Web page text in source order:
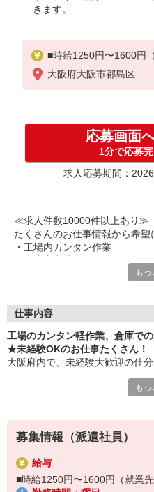
きます。
■時給1250円〜1600円
通費
大阪府大阪市都島区
応募画面
1分で応募
求人応募期間：
≪求人件数10000件以上あり≫
たくさんのお仕事情報から希望
・工場内カンタン作業
≪性別問わずご活躍中！≫
車通勤・バイク通勤OKも多数
自宅から通いやすいお仕事お
勤務実績に応じて給与の一部を
※原則月払いでの給与支払です
＜あんしん資格取得制度＞
就業中の方にはフォークリフト
取得を全力サポート！講習料
も
仕事内容
工場のカンタン軽作業、倉庫で
★未経験OKのお仕事たくさん！
大阪府内で、未経験大歓迎の仕
も
募集情報（派遣社員）
給与
■時給1250円〜1600円（就業